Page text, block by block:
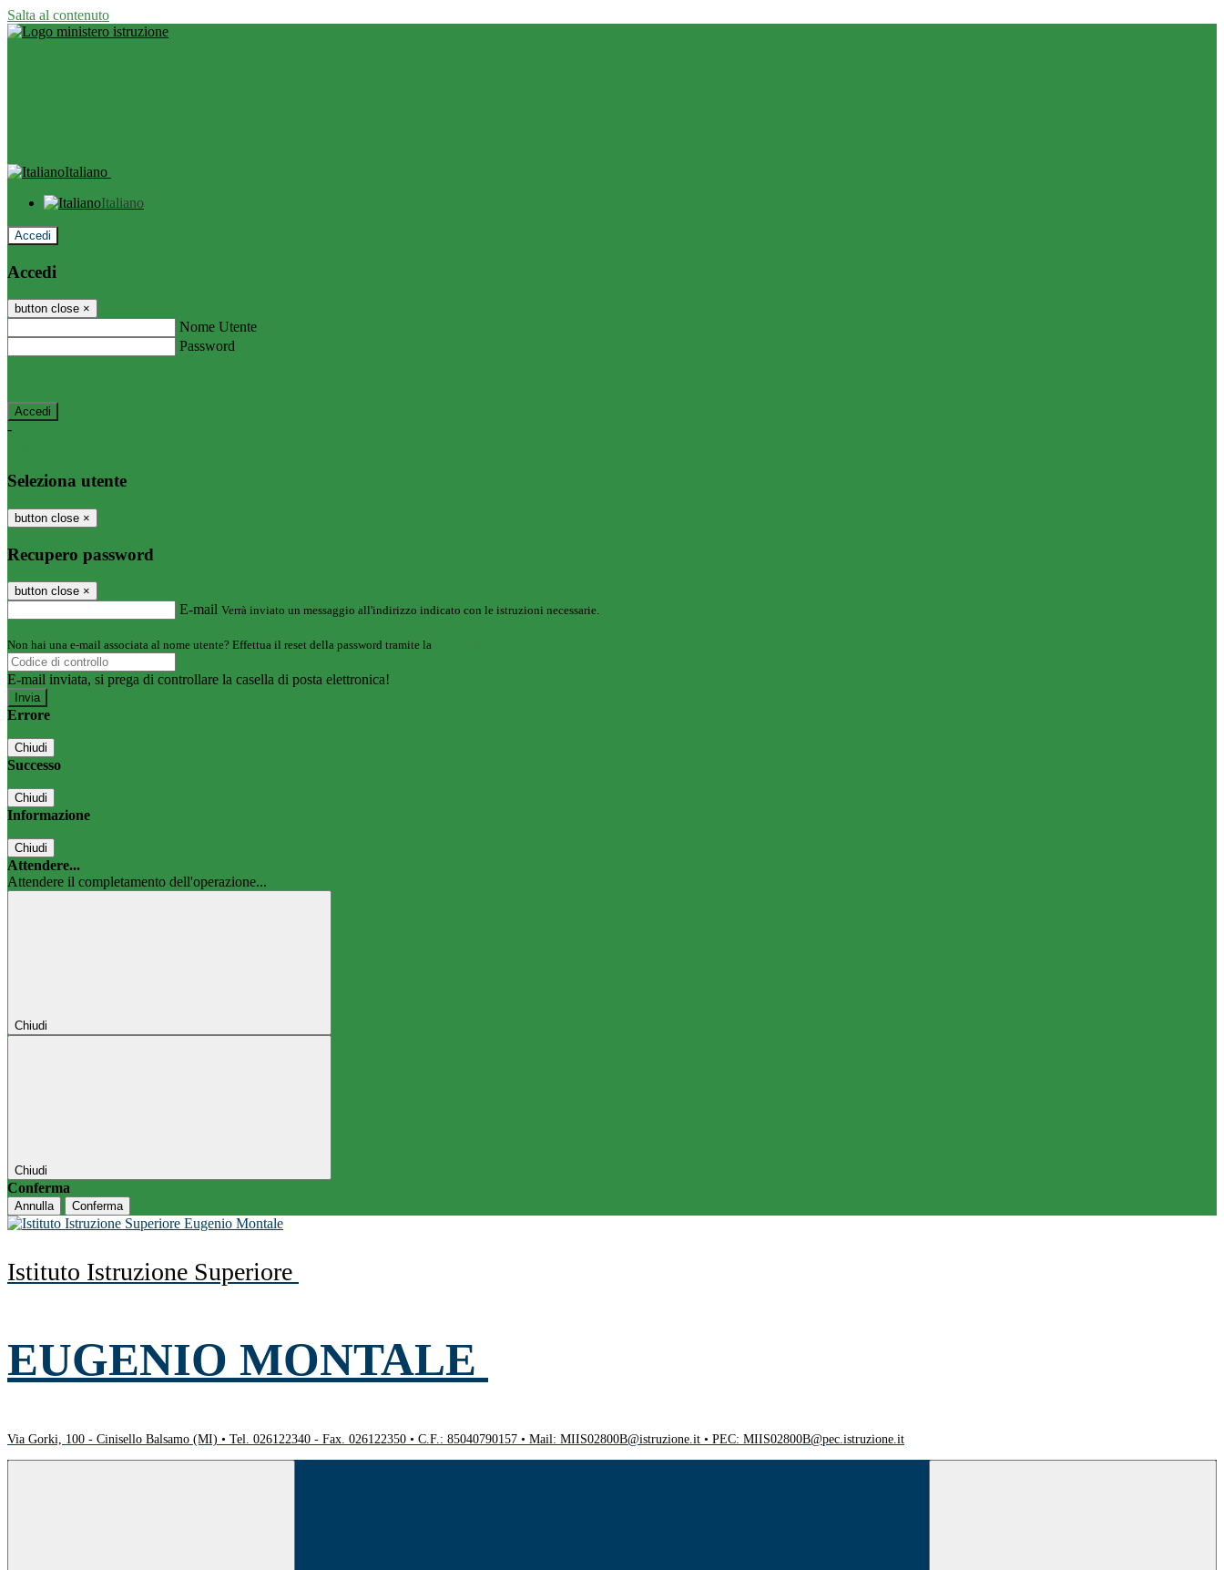
Salta al contenuto
Italiano
Italiano
Accedi
Accedi
button close ×
Nome Utente
Password
-
Seleziona utente
button close ×
Recupero password
button close ×
E-mail Verrà inviato un messaggio all'indirizzo indicato con le istruzioni necessarie.
Non hai una e-mail associata al nome utente? Effettua il reset della password tramite la
E-mail inviata, si prega di controllare la casella di posta elettronica!
Errore
Chiudi
Successo
Chiudi
Informazione
Chiudi
Attendere...
Attendere il completamento dell'operazione...
Chiudi
Chiudi
Conferma
Annulla Conferma
Istituto Istruzione Superiore
EUGENIO MONTALE
Via Gorki, 100 - Cinisello Balsamo (MI) • Tel. 026122340 - Fax. 026122350 • C.F.: 85040790157 • Mail: MIIS02800B@istruzione.it • PEC: MIIS02800B@pec.istruzione.it